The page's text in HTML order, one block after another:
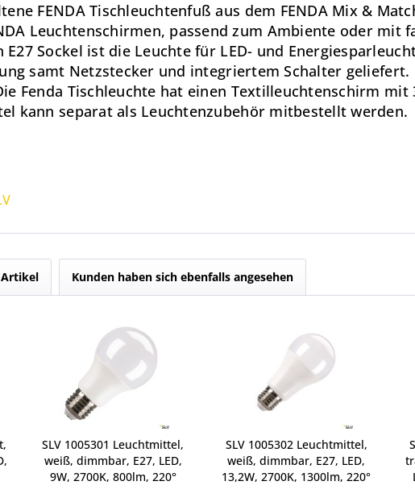
FENDA Tischleuchtenfuß aus dem FENDA Mix &
Leuchtenschirmen, passend zum Ambiente oder mit
Sockel ist die Leuchte für LED- und
samt Netzstecker und integriertem Schalter
Fenda Tischleuchte hat einen Textilleuchtenschirm
kann separat als Leuchtenzubehör mitbestellt werden.
Kunden haben sich ebenfalls angesehen
SLV 1005301 Leuchtmittel,
weiß, dimmbar, E27, LED,
9W, 2700K, 800lm, 220°
SLV 1005302 Leuchtmittel,
weiß, dimmbar, E27, LED,
13,2W, 2700K, 1300lm, 220°